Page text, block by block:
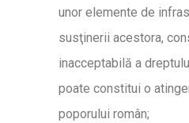
unor elemente de
susţinerii acestora,
inacceptabilă a
poate constitui o
poporului român;